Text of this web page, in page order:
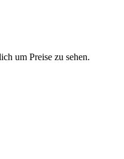
um Preise zu sehen.